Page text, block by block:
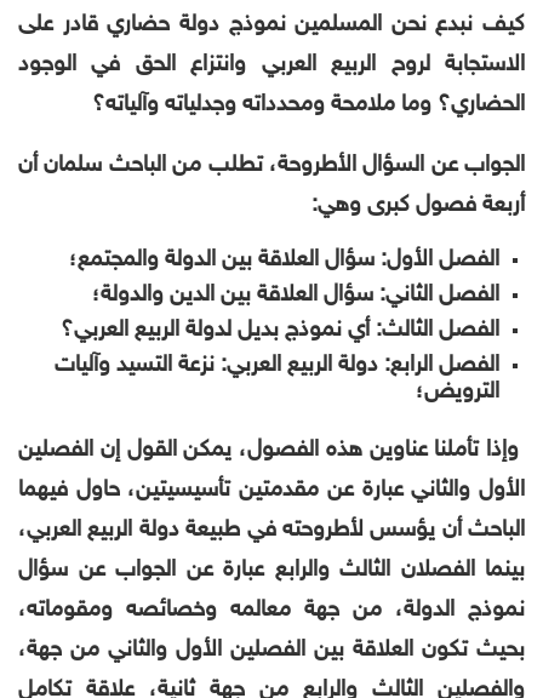
كيف نبدع نحن المسلمين نموذج دولة حضاري قادر على
الاستجابة لروح الربيع العربي وانتزاع الحق في الوجود
الحضاري؟ وما ملامحة ومحدداته وجدلياته وآلياته؟
الجواب عن السؤال الأطروحة، تطلب من الباحث سلمان أن
أربعة فصول كبرى وهي:
الفصل الأول: سؤال العلاقة بين الدولة والمجتمع؛
الفصل الثاني: سؤال العلاقة بين الدين والدولة؛
الفصل الثالث: أي نموذج بديل لدولة الربيع العربي؟
الفصل الرابع: دولة الربيع العربي: نزعة التسيد وآليات
الترويض؛
وإذا تأملنا عناوين هذه الفصول، يمكن القول إن الفصلين
الأول والثاني عبارة عن مقدمتين تأسيسيتين، حاول فيهما
الباحث أن يؤسس لأطروحته في طبيعة دولة الربيع العربي،
بينما الفصلان الثالث والرابع عبارة عن الجواب عن سؤال
نموذج الدولة، من جهة معالمه وخصائصه ومقوماته،
بحيث تكون العلاقة بين الفصلين الأول والثاني من جهة،
والفصلين الثالث والرابع من جهة ثانية، علاقة تكامل